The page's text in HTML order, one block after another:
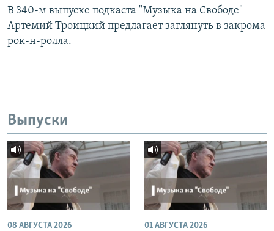
В 340-м выпуске подкаста "Музыка на Свободе"
Артемий Троицкий предлагает заглянуть в закрома
рок-н-ролла.
Выпуски
08 АВГУСТА 2026 01 АВГУСТА 2026